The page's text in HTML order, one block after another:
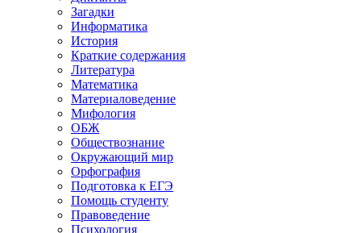
Загадки
Информатика
История
Краткие содержания
Литература
Математика
Материаловедение
Мифология
ОБЖ
Обществознание
Окружающий мир
Орфография
Подготовка к ЕГЭ
Помощь студенту
Правоведение
Психология